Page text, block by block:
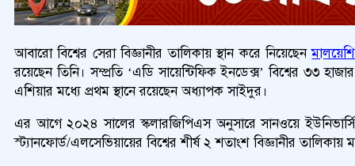
আবারো বিশ্বের সেরা বিজ্ঞানীর তালিকায় স্থান করে নিয়েছেন
রয়েছেন তিনি। সম্প্রতি ‘এডি সায়েন্টিফিক ইনডেক্স’ বিশ্বের ৩৩
এশিয়ার মধ্যে প্রথম স্থানে রয়েছেন অধ্যাপক সাইদুর।
এর আগে ২০২৪ সালের স্কলারজিপিএস অনুসারে সানওয়ে
স্ট্যানফোর্ড/এলসেভিয়ায়ের বিশ্বের শীর্ষ ২ শতাংশ বিজ্ঞানীর তালিকায়